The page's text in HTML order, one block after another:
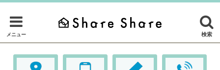
メニュー 検索